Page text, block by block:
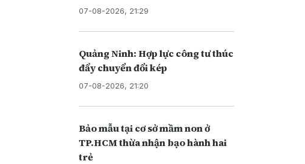
07-08-2026, 21:29
Quảng Ninh: Hợp lực công tư thúc
đẩy chuyển đổi kép
07-08-2026, 21:20
Bảo mẫu tại cơ sở mầm non ở
TP.HCM thừa nhận bạo hành hai
trẻ